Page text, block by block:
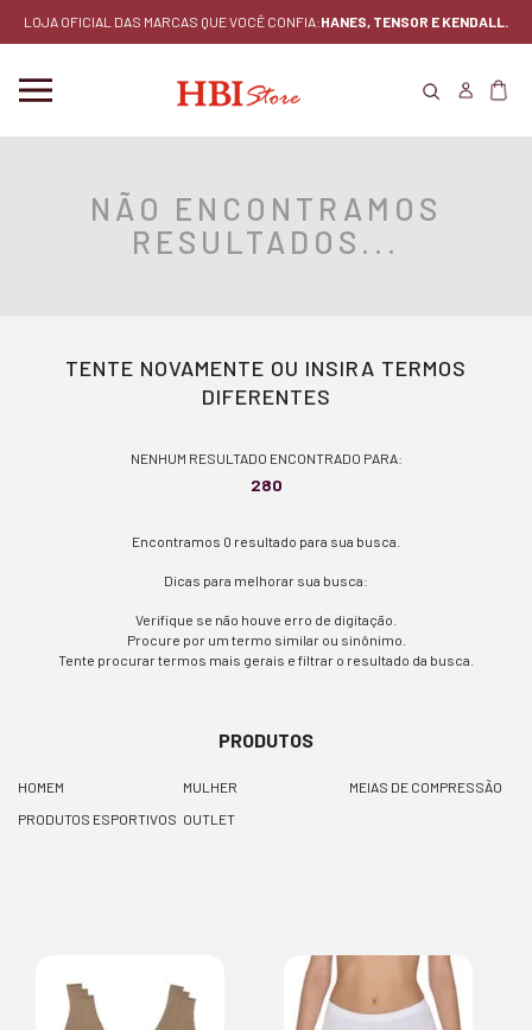
LOJA OFICIAL DAS MARCAS QUE VOCÊ CONFIA:HANES, TENSOR E KENDALL.
NÃO ENCONTRAMOS
RESULTADOS...
TENTE NOVAMENTE OU INSIRA TERMOS
DIFERENTES
NENHUM RESULTADO ENCONTRADO PARA:
280
Encontramos 0 resultado para sua busca.
Dicas para melhorar sua busca:
Verifique se não houve erro de digitação.
Procure por um termo similar ou sinônimo.
Tente procurar termos mais gerais e filtrar o resultado da busca.
PRODUTOS
HOMEM MULHER
MEIAS DE COMPRESSÃO
PRODUTOS ESPORTIVOS OUTLET